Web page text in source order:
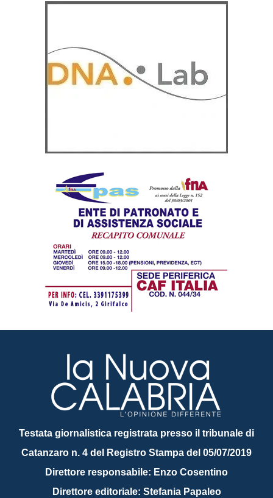
Testata giornalistica registrata presso il tribunale di
Catanzaro n. 4 del Registro Stampa del 05/07/2019
Direttore responsabile: Enzo Cosentino
Direttore editoriale: Stefania Papaleo